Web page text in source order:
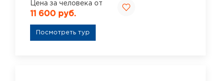
Цена за человека от
11 600 руб.
Посмотреть тур